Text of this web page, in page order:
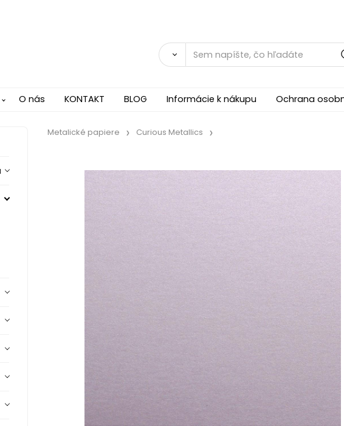
O nás KONTAKT BLOG Informácie k nákupu Ochrana
Metalické papiere Curious Metallics